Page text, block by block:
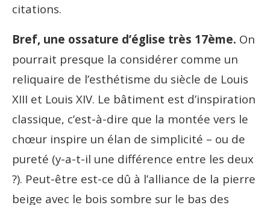
citations.
Bref, une ossature d’église très 17ème. On
pourrait presque la considérer comme un
reliquaire de l’esthétisme du siècle de Louis
XIII et Louis XIV. Le bâtiment est d’inspiration
classique, c’est-à-dire que la montée vers le
chœur inspire un élan de simplicité – ou de
pureté (y-a-t-il une différence entre les deux
?). Peut-être est-ce dû à l’alliance de la pierre
beige avec le bois sombre sur le bas des